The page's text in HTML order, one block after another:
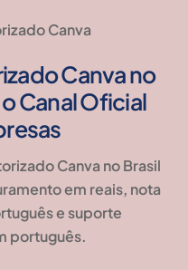
Canva
Canva no
o Canal Oficial
Canva no Brasil
em reais, nota
e suporte
português.